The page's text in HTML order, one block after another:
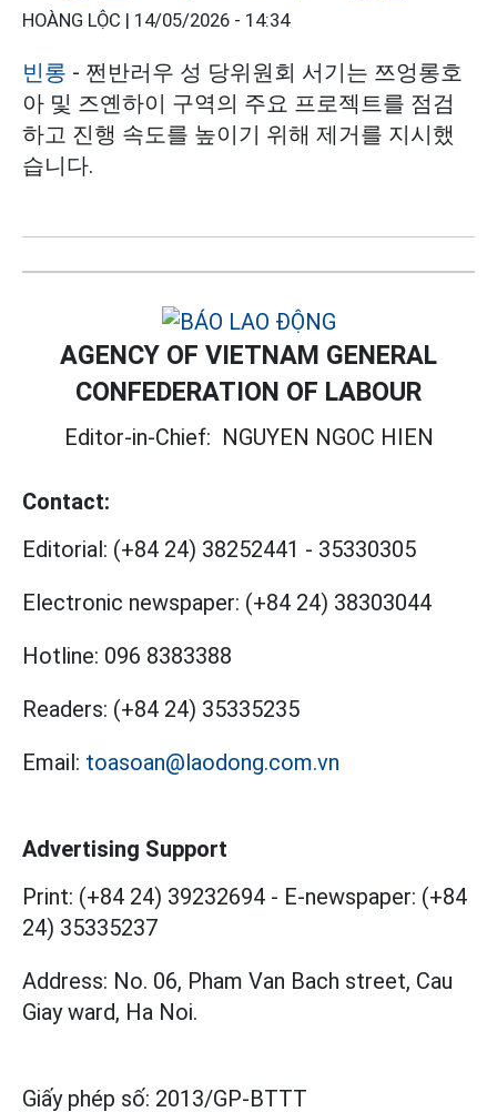
HOÀNG LỘC | 14/05/2026 - 14:34
빈롱 - 쩐반러우 성 당위원회 서기는 쯔엉롱호
아 및 즈옌하이 구역의 주요 프로젝트를 점검
하고 진행 속도를 높이기 위해 제거를 지시했
습니다.
AGENCY OF VIETNAM GENERAL
CONFEDERATION OF LABOUR
Editor-in-Chief: NGUYEN NGOC HIEN
Contact:
Editorial: (+84 24) 38252441 - 35330305
Electronic newspaper: (+84 24) 38303044
Hotline: 096 8383388
Readers: (+84 24) 35335235
Email: toasoan@laodong.com.vn
Advertising Support
Print: (+84 24) 39232694 - E-newspaper: (+84
24) 35335237
Address: No. 06, Pham Van Bach street, Cau
Giay ward, Ha Noi.
Giấy phép số: 2013/GP-BTTT